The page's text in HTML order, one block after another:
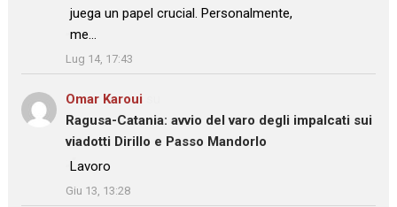
juega un papel crucial. Personalmente,
me…
”
Lug 14, 17:43
Omar Karoui
Ragusa-Catania: avvio del varo degli impalcati sui
viadotti Dirillo e Passo Mandorlo
: “Lavoro
”
Giu 13, 13:28